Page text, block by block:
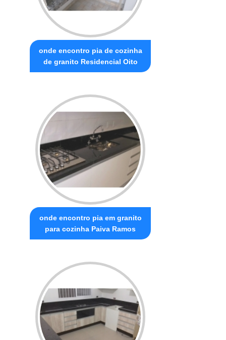
onde encontro pia de cozinha
de granito Residencial Oito
onde encontro pia em granito
para cozinha Paiva Ramos